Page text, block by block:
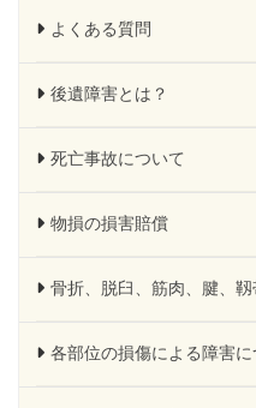
よくある質問
後遺障害とは？
死亡事故について
物損の損害賠償
骨折、脱臼、筋肉、腱、
各部位の損傷による障害に